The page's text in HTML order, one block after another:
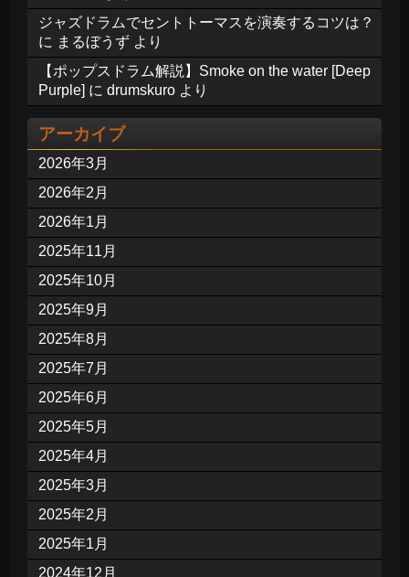
ジャズドラムでセントトーマスを演奏するコツは？
に まるぼうず より
【ポップスドラム解説】Smoke on the water [Deep
Purple] に drumskuro より
アーカイブ
2026年3月
2026年2月
2026年1月
2025年11月
2025年10月
2025年9月
2025年8月
2025年7月
2025年6月
2025年5月
2025年4月
2025年3月
2025年2月
2025年1月
2024年12月